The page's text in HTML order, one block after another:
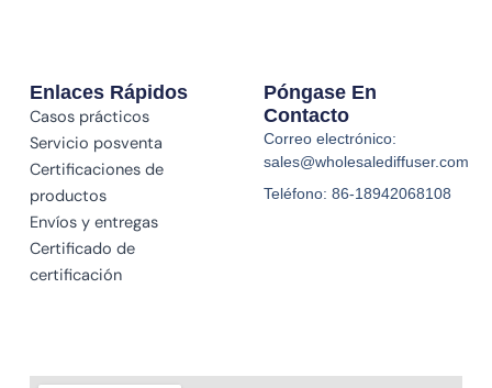
Enlaces Rápidos
Casos prácticos
Servicio posventa
Certificaciones de
productos
Envíos y entregas
Certificado de
certificación
Póngase En
Contacto
Correo electrónico:
sales@wholesalediffuser.com
Teléfono: 86-18942068108